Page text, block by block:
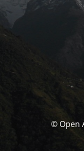
© Open